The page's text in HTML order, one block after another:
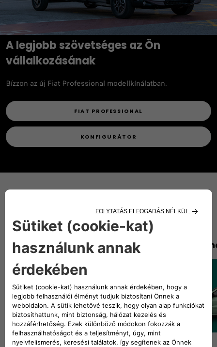
A legjobb szövetséges az Ön
vállalkozásának
Bízzon az új Fiat Professional modellkínálatban.
FIAT PROFESSIONAL
KONFIGURÁTOR
Mild Hybrid Diesel Benzines
500 Hybrid Torino
Hybrid
Grande
DOLCE VITA HETEK!
FIAT SZEMÉLYAUTÓK
MÁR
5 990 000 Ft -TÓL!
FIAT TOPOLINO
4 390 000 Ft-TÓL!